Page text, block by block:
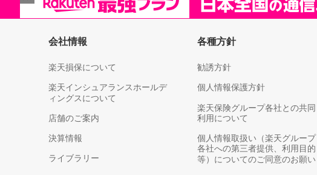
会社情報
楽天損保について
楽天インシュアランスホールデ
ィングスについて
店舗のご案内
決算情報
ライブラリー
各種方針
勧誘方針
個人情報保護方針
楽天保険グループ各社との共同
利用について
個人情報取扱い（楽天グループ
各社への第三者提供、利用目的
等）についてのご同意のお願い